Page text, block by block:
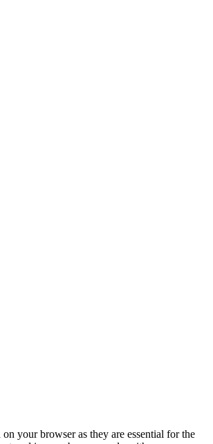
your browser as they are essential for the